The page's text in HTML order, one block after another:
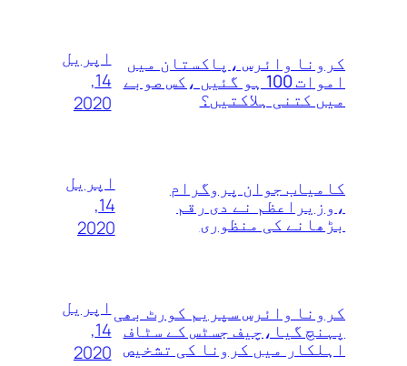
کرونا وائرس ،پاکستان میں
اموات 100 ہو گئیں ،کس صوبے
میں کتنی ہلاکتیں؟
اپریل
14,
2020
کامیاب جوان پروگرام
،وزیراعظم نے دی رقم
بڑھانے کی منظوری
اپریل
14,
2020
کرونا وائرس سپریم کورٹ بھی
پہنچ گیا،چیف جسٹس کے سٹاف
اہلکار میں کرونا کی تشخیص
اپریل
14,
2020